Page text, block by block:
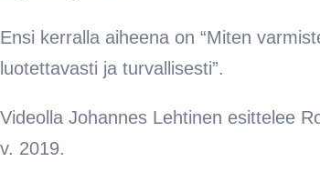
Ensi kerralla aiheena on “Miten
luotettavasti ja turvallisesti”.
Videolla Johannes Lehtinen esittelee
v. 2019.